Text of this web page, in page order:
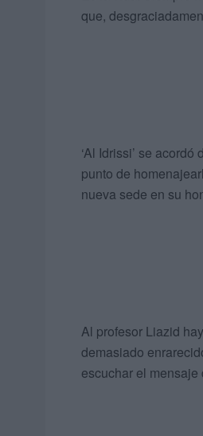
que,
‘Al Idrissi’ se
punto de
nueva sede en su
Al profesor Liazid
demasiado
escuchar el mensaje